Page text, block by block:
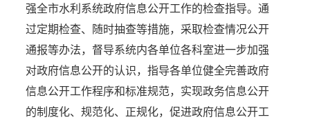
强全市水利系统政府信息公开工作的检查指导。通
过定期检查、随时抽查等措施，采取检查情况公开
通报等办法，督导系统内各单位各科室进一步加强
对政府信息公开的认识，指导各单位健全完善政府
信息公开工作程序和标准规范，实现政务信息公开
的制度化、规范化、正规化，促进政府信息公开工